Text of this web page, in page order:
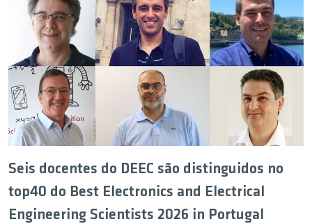
Seis docentes do DEEC são distinguidos no
top40 do Best Electronics and Electrical
Engineering Scientists 2026 in Portugal